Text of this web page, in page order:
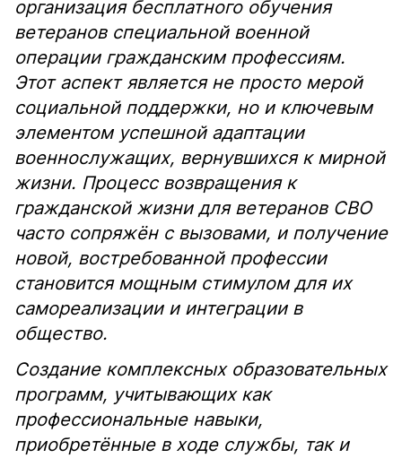
организация бесплатного обучения
ветеранов специальной военной
операции гражданским профессиям.
Этот аспект является не просто мерой
социальной поддержки, но и ключевым
элементом успешной адаптации
военнослужащих, вернувшихся к мирной
жизни. Процесс возвращения к
гражданской жизни для ветеранов СВО
часто сопряжён с вызовами, и получение
новой, востребованной профессии
становится мощным стимулом для их
самореализации и интеграции в
общество.
Создание комплексных образовательных
программ, учитывающих как
профессиональные навыки,
приобретённые в ходе службы, так и